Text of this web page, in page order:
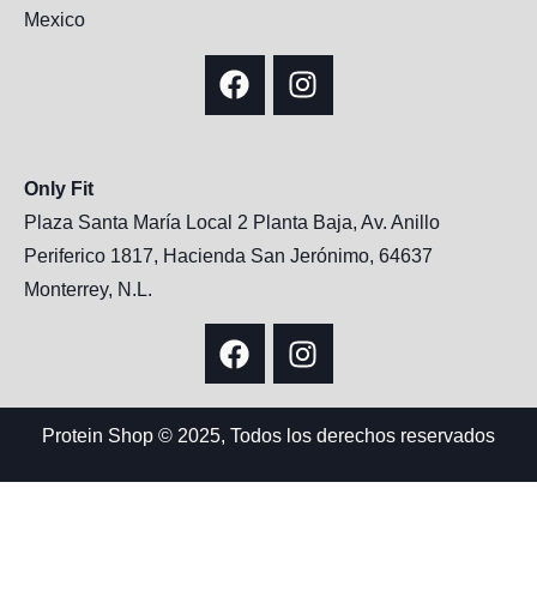
Mexico
Only Fit
Plaza Santa María Local 2 Planta Baja, Av. Anillo
Periferico 1817, Hacienda San Jerónimo, 64637
Monterrey, N.L.
Protein Shop © 2025, Todos los derechos reservados